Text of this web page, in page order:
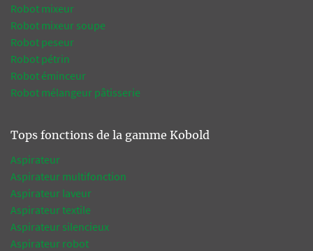
Robot mixeur
Robot mixeur soupe
Robot peseur
Robot pétrin
Robot éminceur
Robot mélangeur pâtisserie
Tops fonctions de la gamme Kobold
Aspirateur
Aspirateur multifonction
Aspirateur laveur
Aspirateur textile
Aspirateur silencieux
Aspirateur robot